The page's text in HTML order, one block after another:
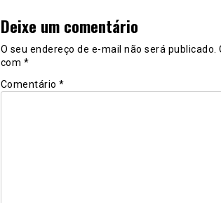
Deixe um comentário
O seu endereço de e-mail não será publicado.
com *
Comentário *